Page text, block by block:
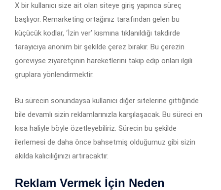
X bir kullanıcı size ait olan siteye giriş yapınca süreç
başlıyor. Remarketing ortağınız tarafından gelen bu
küçücük kodlar, ‘İzin ver’ kısmına tıklanıldığı takdirde
tarayıcıya anonim bir şekilde çerez bırakır. Bu çerezin
göreviyse ziyaretçinin hareketlerini takip edip onları ilgili
gruplara yönlendirmektir.
Bu sürecin sonundaysa kullanıcı diğer sitelerine gittiğinde
bile devamlı sizin reklamlarınızla karşılaşacak. Bu süreci en
kısa haliyle böyle özetleyebiliriz. Sürecin bu şekilde
ilerlemesi de daha önce bahsetmiş olduğumuz gibi sizin
akılda kalıcılığınızı artıracaktır.
Reklam Vermek İçin Neden